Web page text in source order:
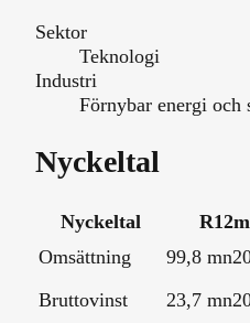
Sektor
Teknologi
Industri
Förnybar energi och
Nyckeltal
Nyckeltal R12m
Omsättning
99,8 mn
Bruttovinst
23,7 mn